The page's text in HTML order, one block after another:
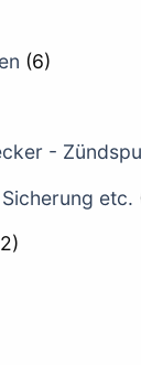
(6)
-
etc.